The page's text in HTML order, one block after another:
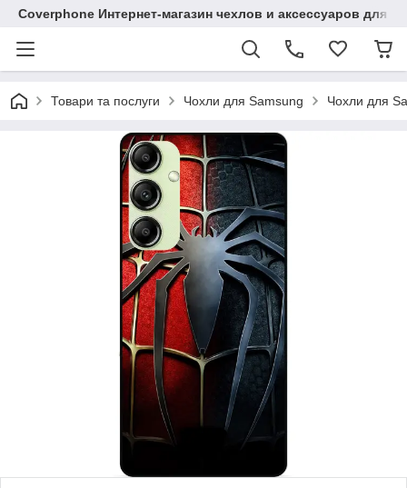
Coverphone Интернет-магазин чехлов и аксессуаров для
Товари та послуги Чохли для Samsung Чохли для